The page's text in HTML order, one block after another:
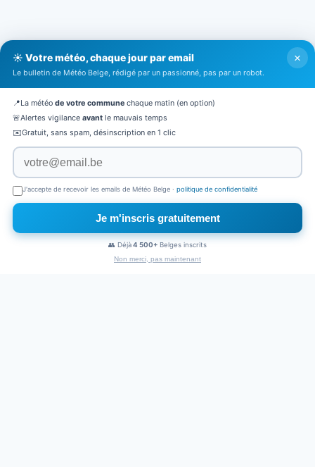
×
Naviguez sans pub
×
☀️ Votre météo, chaque jour par email
Le bulletin de Météo Belge, rédigé par un passionné, pas par un robot.
📍La météo de votre commune chaque matin (en option)
🚨Alertes vigilance avant le mauvais temps
✉️Gratuit, sans spam, désinscription en 1 clic
J'accepte de recevoir les emails de Météo Belge · politique de confidentialité
Je m'inscris gratuitement
👥 Déjà4 500+ Belges inscrits
Non merci, pas maintenant